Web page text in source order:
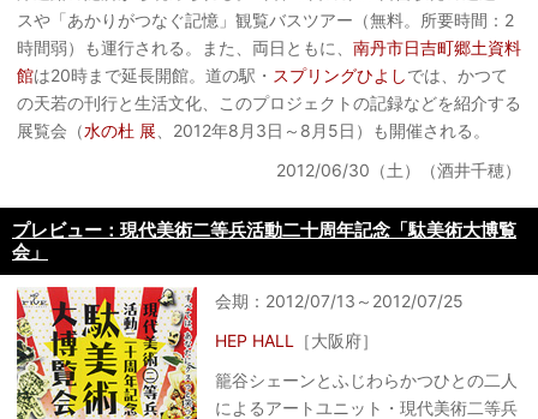
スや「あかりがつなぐ記憶」観覧バスツアー（無料。所要時間：2
時間弱）も運行される。また、両日ともに、 南丹市日吉町郷土資料
館は20時まで延長開館。道の駅・ スプリングひよしでは、かつて
の天若の刊行と生活文化、このプロジェクトの記録などを紹介する
展覧会（水の杜 展 、2012年8月3日～8月5日）も開催される。
2012/06/30（土）（酒井千穂）
プレビュー：現代美術二等兵活動二十周年記念「駄美術大博覧
会」
会期：2012/07/13～2012/07/25
HEP HALL
［大阪府］
籠谷シェーンとふじわらかつひとの二人
によるアートユニット・現代美術二等兵